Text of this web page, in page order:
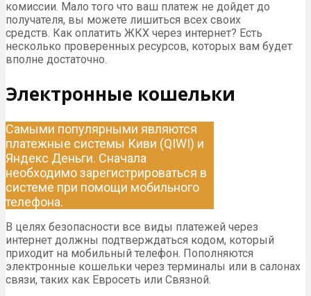
комиссии. Мало того что ваш платеж не дойдет до
получателя, вы можете лишиться всех своих
средств. Как оплатить ЖКХ через интернет? Есть
несколько проверенных ресурсов, которых вам будет
вполне достаточно.
Электронные кошельки
Самыми популярными являются
платежные системы Киви (QIWI) и
Яндекс Деньги. Сначала
необходимо зарегистрироваться в
системе при помощи мобильного
телефона.
В целях безопасности все виды платежей через
интернет должны подтверждаться кодом, который
приходит на мобильный телефон. Пополняются
электронные кошельки через терминалы или в салонах
связи, таких как Евросеть или Связной.